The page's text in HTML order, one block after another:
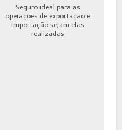
Seguro ideal para as
operações de exportação e
importação sejam elas
realizadas